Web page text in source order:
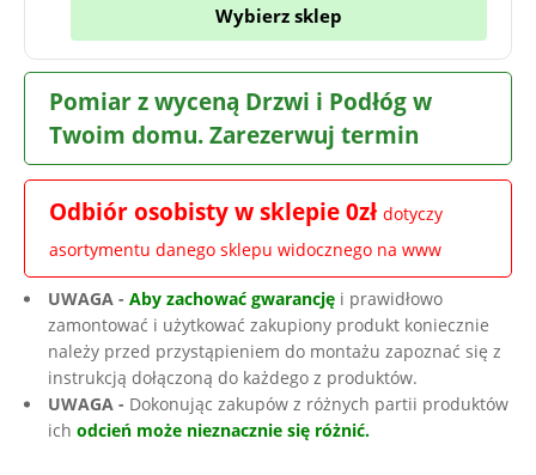
Wybierz sklep
Pomiar z wyceną Drzwi i Podłóg w
Twoim domu. Zarezerwuj termin
Odbiór osobisty w sklepie 0zł dotyczy
asortymentu danego sklepu widocznego na www
UWAGA - Aby zachować gwarancję i prawidłowo
zamontować i użytkować zakupiony produkt koniecznie
należy przed przystąpieniem do montażu zapoznać się z
instrukcją dołączoną do każdego z produktów.
UWAGA - Dokonując zakupów z różnych partii produktów
ich odcień może nieznacznie się różnić.